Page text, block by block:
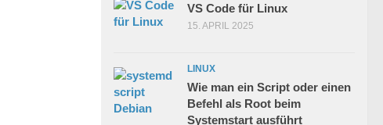
VS Code für Linux
15. APRIL 2025
LINUX
Wie man ein Script oder einen
Befehl als Root beim
Systemstart ausführt